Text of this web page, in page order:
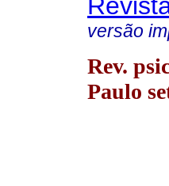
versão
Rev.
Paulo